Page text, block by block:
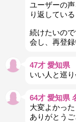
ユーザーの
り返してい
続けたいの
会し、再登録
47才 愛知県
いい人と巡
64才 愛知県
大変よかった
ありがとうご